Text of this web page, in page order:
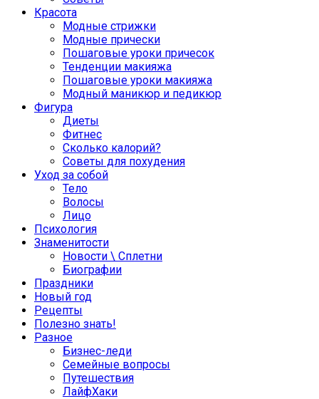
Красота
Модные стрижки
Модные прически
Пошаговые уроки причесок
Тенденции макияжа
Пошаговые уроки макияжа
Модный маникюр и педикюр
Фигура
Диеты
Фитнес
Сколько калорий?
Советы для похудения
Уход за собой
Тело
Волосы
Лицо
Психология
Знаменитости
Новости \ Сплетни
Биографии
Праздники
Новый год
Рецепты
Полезно знать!
Разное
Бизнес-леди
Семейные вопросы
Путешествия
ЛайфХаки